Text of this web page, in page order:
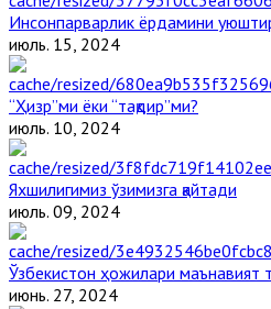
Инсонпарварлик ёрдамини
июль. 15, 2024
“Ҳизр”ми ёки “тақдир”ми?
июль. 10, 2024
Яхшилигимиз ўзимизга қайтади
июль. 09, 2024
Ўзбекистон ҳожилари маънавият
июнь. 27, 2024